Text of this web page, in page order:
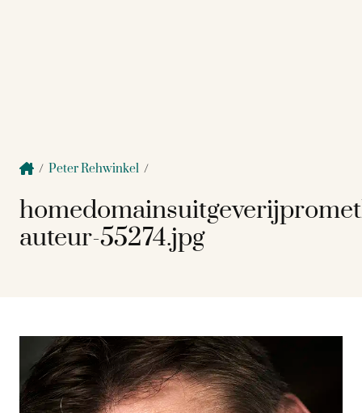
/ Peter Rehwinkel /
auteur-55274.jpg